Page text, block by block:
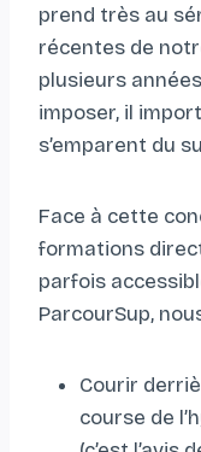
prend très au
récentes de
plusieurs
imposer, il
s’emparent du
Face à cette
formations
parfois
ParcourSup,
Courir
course de